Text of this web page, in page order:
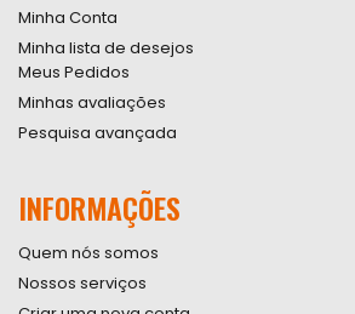
Minha Conta
Minha lista de desejos
Meus Pedidos
Minhas avaliações
Pesquisa avançada
INFORMAÇÕES
Quem nós somos
Nossos serviços